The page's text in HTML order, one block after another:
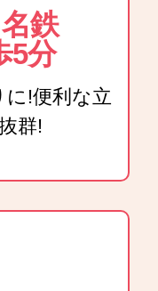
鉄
5分
に!便利な立
群!